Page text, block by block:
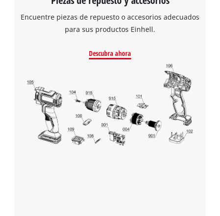
Encuentre piezas de repuesto o accesorios adecuados
para sus productos Einhell.
Descubra ahora